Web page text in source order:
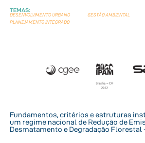
TEMAS:
DESENVOLVIMENTO URBANO GESTÃO AMBIENTAL
PLANEJAMENTO INTEGRADO
Fundamentos, critérios e estruturas
um regime nacional de Redução de
Desmatamento e Degradação Florestal